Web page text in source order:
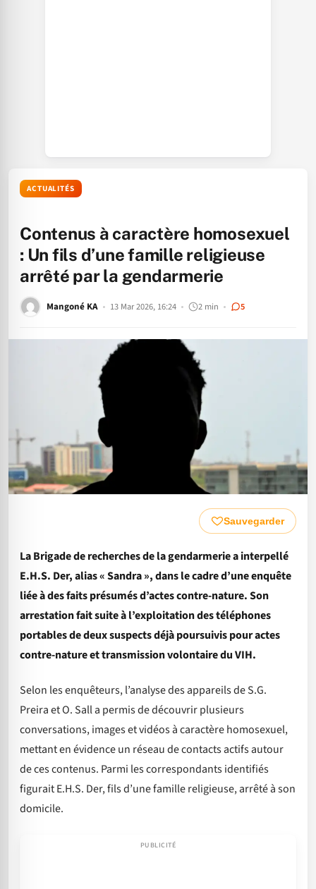
ACTUALITÉS
Contenus à caractère homosexuel
: Un fils d’une famille religieuse
arrêté par la gendarmerie
Mangoné KA 13 Mar 2026, 16:24 2 min 5
Sauvegarder
La Brigade de recherches de la gendarmerie a interpellé
E.H.S. Der, alias « Sandra », dans le cadre d’une enquête
liée à des faits présumés d’actes contre-nature. Son
arrestation fait suite à l’exploitation des téléphones
portables de deux suspects déjà poursuivis pour actes
contre-nature et transmission volontaire du VIH.
Selon les enquêteurs, l’analyse des appareils de S.G.
Preira et O. Sall a permis de découvrir plusieurs
conversations, images et vidéos à caractère homosexuel,
mettant en évidence un réseau de contacts actifs autour
de ces contenus. Parmi les correspondants identifiés
figurait E.H.S. Der, fils d’une famille religieuse, arrêté à son
domicile.